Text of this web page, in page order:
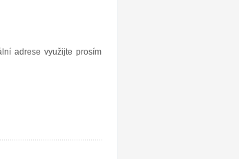
adrese využijte prosím